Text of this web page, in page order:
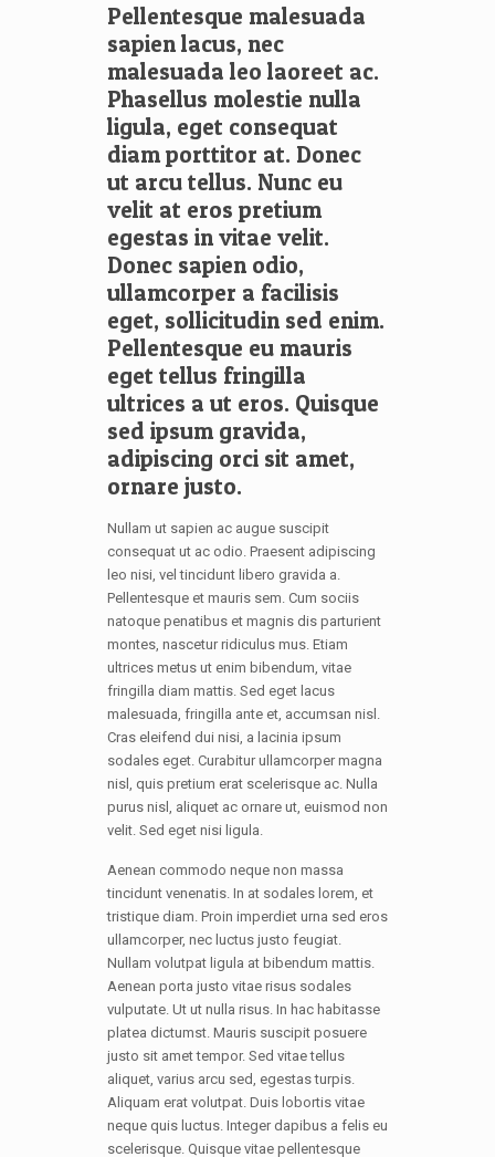
Pellentesque malesuada
sapien lacus, nec
malesuada leo laoreet ac.
Phasellus molestie nulla
ligula, eget consequat
diam porttitor at. Donec
ut arcu tellus. Nunc eu
velit at eros pretium
egestas in vitae velit.
Donec sapien odio,
ullamcorper a facilisis
eget, sollicitudin sed enim.
Pellentesque eu mauris
eget tellus fringilla
ultrices a ut eros. Quisque
sed ipsum gravida,
adipiscing orci sit amet,
ornare justo.
Nullam ut sapien ac augue suscipit
consequat ut ac odio. Praesent adipiscing
leo nisi, vel tincidunt libero gravida a.
Pellentesque et mauris sem. Cum sociis
natoque penatibus et magnis dis parturient
montes, nascetur ridiculus mus. Etiam
ultrices metus ut enim bibendum, vitae
fringilla diam mattis. Sed eget lacus
malesuada, fringilla ante et, accumsan nisl.
Cras eleifend dui nisi, a lacinia ipsum
sodales eget. Curabitur ullamcorper magna
nisl, quis pretium erat scelerisque ac. Nulla
purus nisl, aliquet ac ornare ut, euismod non
velit. Sed eget nisi ligula.
Aenean commodo neque non massa
tincidunt venenatis. In at sodales lorem, et
tristique diam. Proin imperdiet urna sed eros
ullamcorper, nec luctus justo feugiat.
Nullam volutpat ligula at bibendum mattis.
Aenean porta justo vitae risus sodales
vulputate. Ut ut nulla risus. In hac habitasse
platea dictumst. Mauris suscipit posuere
justo sit amet tempor. Sed vitae tellus
aliquet, varius arcu sed, egestas turpis.
Aliquam erat volutpat. Duis lobortis vitae
neque quis luctus. Integer dapibus a felis eu
scelerisque. Quisque vitae pellentesque